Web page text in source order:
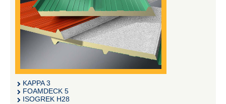
KAPPA 3
FOAMDECK 5
ISOGREK H28